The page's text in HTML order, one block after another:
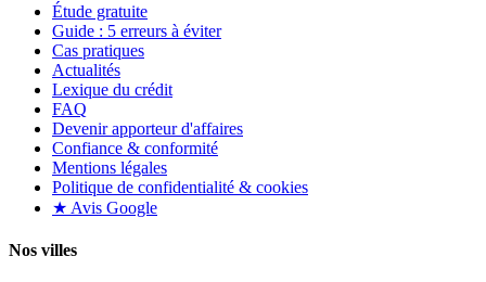
Étude gratuite
Guide : 5 erreurs à éviter
Cas pratiques
Actualités
Lexique du crédit
FAQ
Devenir apporteur d'affaires
Confiance & conformité
Mentions légales
Politique de confidentialité & cookies
★ Avis Google
Nos villes